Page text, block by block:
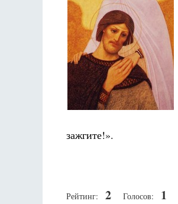
зажгите!».
Рейтинг: 2 Голосов: 1